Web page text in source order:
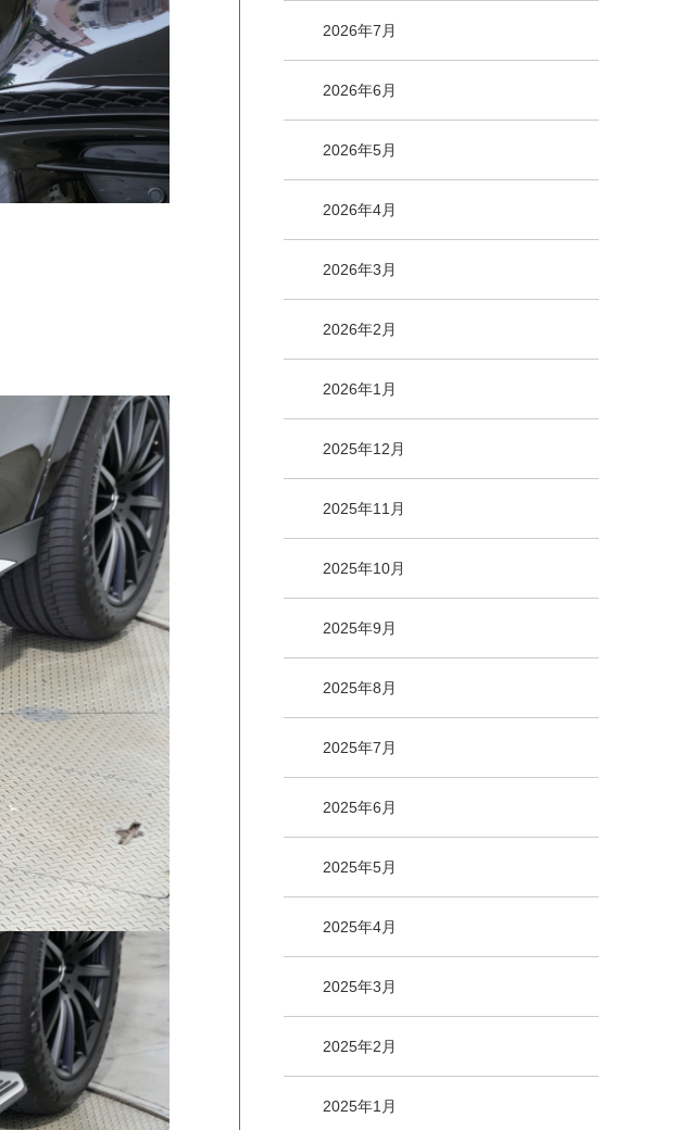
2026年7月
2026年6月
2026年5月
2026年4月
2026年3月
2026年2月
2026年1月
2025年12月
2025年11月
2025年10月
2025年9月
2025年8月
2025年7月
2025年6月
2025年5月
2025年4月
2025年3月
2025年2月
2025年1月